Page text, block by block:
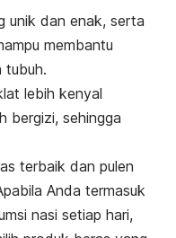
unik dan enak, serta
membantu
tubuh.
lebih kenyal
bergizi, sehingga
terbaik dan pulen
Anda termasuk
nasi setiap hari,